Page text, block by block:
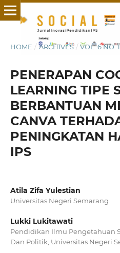
HOME / ARCHIVES / VOL. 6 NO.
PENERAPAN
LEARNING TIPE
BERBANTUAN
CANVA
PENINGKATAN
IPS
Atila Zifa Yulestian
Universitas Negeri Semarang
Lukki Lukitawati
Pendidikan Ilmu Pengetahuan
Dan Politik, Universitas Negeri